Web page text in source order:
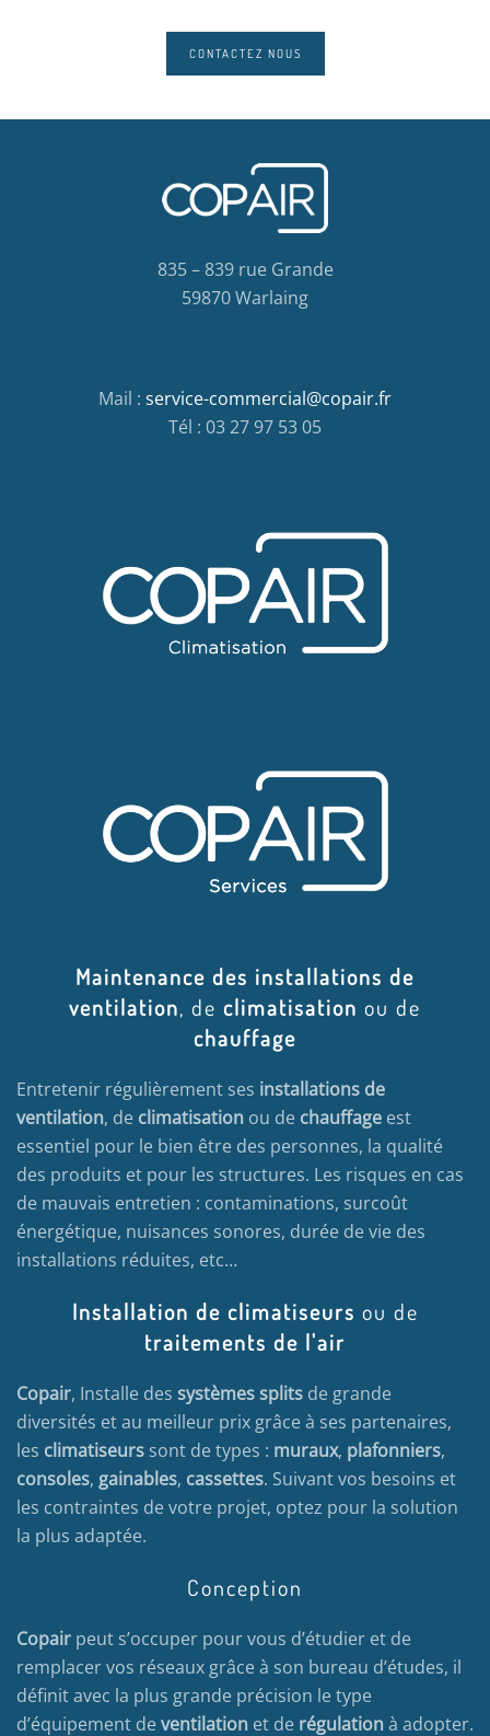
CONTACTEZ NOUS
835 – 839 rue Grande
59870 Warlaing
Mail : service-commercial@copair.fr
Tél : 03 27 97 53 05
Maintenance des installations de
ventilation, de climatisation ou de
chauffage
Entretenir régulièrement ses installations de
ventilation, de climatisation ou de chauffage est
essentiel pour le bien être des personnes, la qualité
des produits et pour les structures. Les risques en cas
de mauvais entretien : contaminations, surcoût
énergétique, nuisances sonores, durée de vie des
installations réduites, etc…
Installation de climatiseurs ou de
traitements de l'air
Copair, Installe des systèmes splits de grande
diversités et au meilleur prix grâce à ses partenaires,
les climatiseurs sont de types : muraux, plafonniers,
consoles, gainables, cassettes. Suivant vos besoins et
les contraintes de votre projet, optez pour la solution
la plus adaptée.
Conception
Copair peut s’occuper pour vous d’étudier et de
remplacer vos réseaux grâce à son bureau d’études, il
définit avec la plus grande précision le type
d’équipement deventilation et de régulationà adopter.